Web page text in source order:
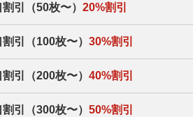
引（50枚〜） 20%割引
引（100枚〜） 30%割引
引（200枚〜） 40%割引
引（300枚〜） 50%割引